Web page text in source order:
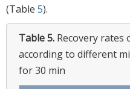
(Table 5).
Table 5. Recovery rates
according to different
for 30 min